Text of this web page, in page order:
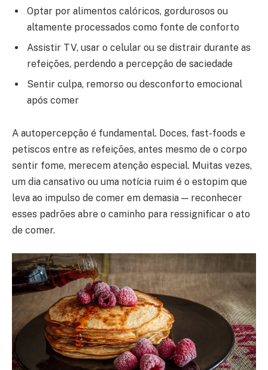
Optar por alimentos calóricos, gordurosos ou
altamente processados como fonte de conforto
Assistir TV, usar o celular ou se distrair durante as
refeições, perdendo a percepção de saciedade
Sentir culpa, remorso ou desconforto emocional
após comer
A autopercepção é fundamental. Doces, fast-foods e
petiscos entre as refeições, antes mesmo de o corpo
sentir fome, merecem atenção especial. Muitas vezes,
um dia cansativo ou uma notícia ruim é o estopim que
leva ao impulso de comer em demasia — reconhecer
esses padrões abre o caminho para ressignificar o ato
de comer.